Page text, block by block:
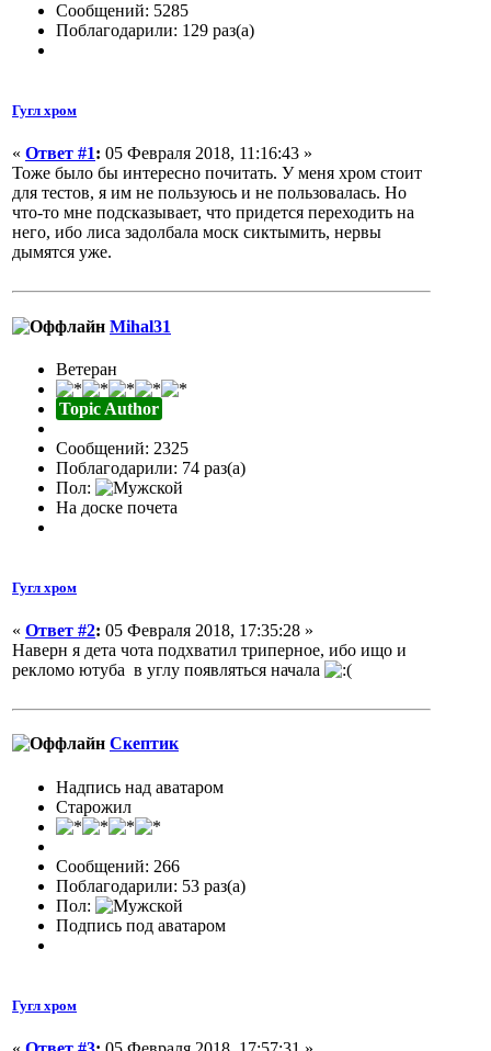
Сообщений: 5285
Поблагодарили: 129 раз(а)
Гугл хром
« Ответ #1: 05 Февраля 2018, 11:16:43 »
Тоже было бы интересно почитать. У меня хром стоит
для тестов, я им не пользуюсь и не пользовалась. Но
что-то мне подсказывает, что придется переходить на
него, ибо лиса задолбала моск сиктымить, нервы
дымятся уже.
Mihal31
Ветеран
Topic Author
Сообщений: 2325
Поблагодарили: 74 раз(а)
Пол:
На доске почета
Гугл хром
« Ответ #2: 05 Февраля 2018, 17:35:28 »
Наверн я дета чота подхватил триперное, ибо ищо и
рекломо ютуба в углу появляться начала
Скептик
Надпись над аватаром
Старожил
Сообщений: 266
Поблагодарили: 53 раз(а)
Пол:
Подпись под аватаром
Гугл хром